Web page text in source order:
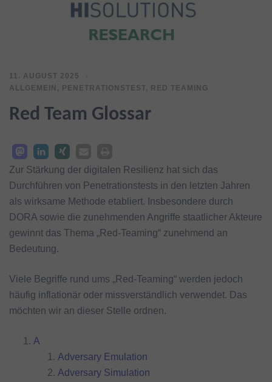
11. AUGUST 2025
ALLGEMEIN , PENETRATIONSTEST, RED TEAMING
Red Team Glossar
Zur Stärkung der digitalen Resilienz hat sich das
Durchführen von Penetrationstests in den letzten Jahren
als wirksame Methode etabliert. Insbesondere durch
DORA sowie die zunehmenden Angriffe staatlicher Akteure
gewinnt das Thema „Red-Teaming“ zunehmend an
Bedeutung.
Viele Begriffe rund ums „Red-Teaming“ werden jedoch
häufig inflationär oder missverständlich verwendet. Das
möchten wir an dieser Stelle ordnen.
A
Adversary Emulation
Adversary Simulation